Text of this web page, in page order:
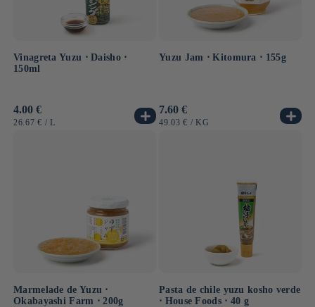
Vinagreta Yuzu ⋅ Daisho ⋅
150ml
Precio
habitual
4.00 €
PRECIO
26.67 € / POR
L
Yuzu Jam ⋅ Kitomura ⋅ 155g
Precio
habitual
7.60 €
PRECIO
49.03 € / POR
KG
Marmelade de Yuzu ⋅
Okabayashi Farm ⋅ 200g
Pasta de chile yuzu kosho verde
⋅ House Foods ⋅ 40 g